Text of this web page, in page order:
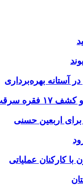
آستانه بهره‌برداری
اربعین حسنی
کارکنان عملیاتی